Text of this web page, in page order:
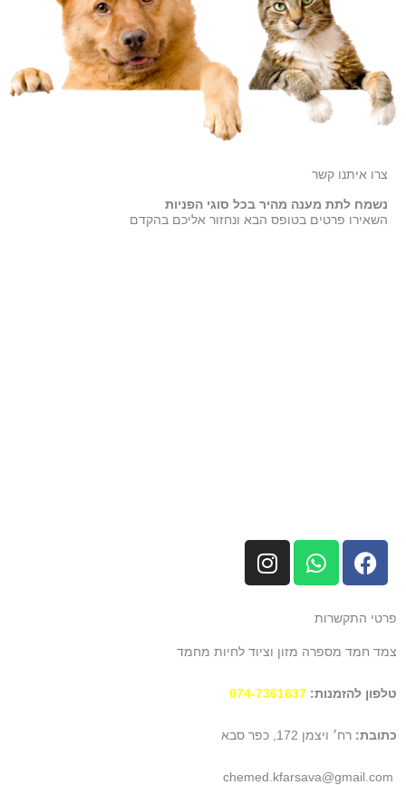
צרו איתנו קשר
נשמח לתת מענה מהיר בכל סוגי הפניות
השאירו פרטים בטופס הבא ונחזור אליכם בהקדם
F
a
e
o
o
k
W
h
t
a
p
I
n
g
r
m
פרטי התקשרות
צמד חמד מספרה מזון וציוד לחיות מחמד
טלפון להזמנות: 074-7361637
כתובת: רח׳ ויצמן 172, כפר סבא